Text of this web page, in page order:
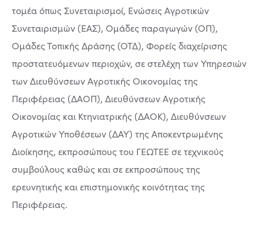
τομέα όπως Συνεταιρισμοί, Ενώσεις Αγροτικών
Συνεταιρισμών (ΕΑΣ), Ομάδες παραγωγών (ΟΠ),
Ομάδες Τοπικής Δράσης (ΟΤΔ), Φορείς διαχείρισης
προστατευόμενων περιοχών, σε στελέχη των Υπηρεσιών
των Διευθύνσεων Αγροτικής Οικονομίας της
Περιφέρειας (ΔΑΟΠ), Διευθύνσεων Αγροτικής
Οικονομίας και Κτηνιατρικής (ΔΑΟΚ), Διευθύνσεων
Αγροτικών Υποθέσεων (ΔΑΥ) της Αποκεντρωμένης
Διοίκησης, εκπροσώπους του ΓΕΩΤΕΕ σε τεχνικούς
συμβούλους καθώς και σε εκπροσώπους της
ερευνητικής και επιστημονικής κοινότητας της
Περιφέρειας.